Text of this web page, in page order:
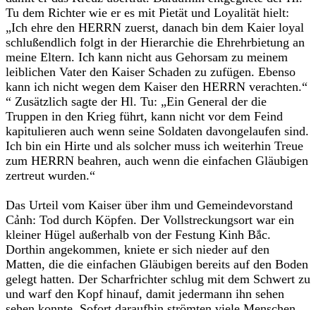
Tu dem Richter wie er es mit Pietät und Loyalität hielt:
„Ich ehre den HERRN zuerst, danach bin dem Kaier loyal
schlußendlich folgt in der Hierarchie die Ehrehrbietung an
meine Eltern. Ich kann nicht aus Gehorsam zu meinem
leiblichen Vater den Kaiser Schaden zu zufügen. Ebenso
kann ich nicht wegen dem Kaiser den HERRN verachten.“
“ Zusätzlich sagte der Hl. Tu: „Ein General der die
Truppen in den Krieg führt, kann nicht vor dem Feind
kapitulieren auch wenn seine Soldaten davongelaufen sind.
Ich bin ein Hirte und als solcher muss ich weiterhin Treue
zum HERRN beahren, auch wenn die einfachen Gläubigen
zertreut wurden.“
Das Urteil vom Kaiser über ihm und Gemeindevorstand
Cảnh: Tod durch Köpfen. Der Vollstreckungsort war ein
kleiner Hügel außerhalb von der Festung Kinh Bắc.
Dorthin angekommen, kniete er sich nieder auf den
Matten, die die einfachen Gläubigen bereits auf den Boden
gelegt hatten. Der Scharfrichter schlug mit dem Schwert zu
und warf den Kopf hinauf, damit jedermann ihn sehen